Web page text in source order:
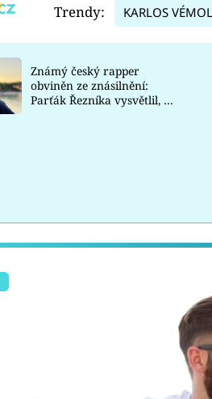
DATEL
Trendy: KARLOS
Známý český rapper
obviněn ze znásilnění:
Parťák Řezníka vysvětlil, co